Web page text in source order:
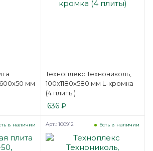
мм
Техноплекс Технониколь,
100x1180x580 мм L-кромка
(4 плиты)
636₽
в наличии Есть в наличии
Арт.: 100912